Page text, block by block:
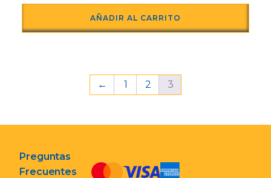
AÑADIR AL CARRITO
← 1 2 3
Preguntas
Frecuentes